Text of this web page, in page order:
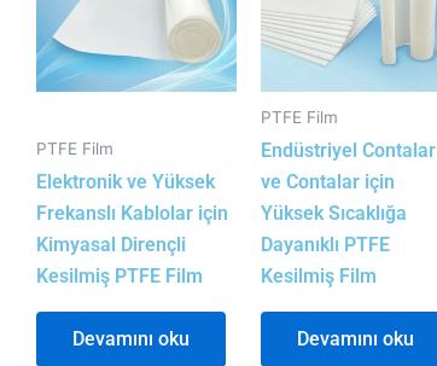
PTFE Film
Elektronik ve Yüksek
Frekanslı Kablolar için
Kimyasal Dirençli
Kesilmiş PTFE Film
Devamını oku
PTFE Film
Endüstriyel Contalar
ve Contalar için
Yüksek Sıcaklığa
Dayanıklı PTFE
Kesilmiş Film
Devamını oku